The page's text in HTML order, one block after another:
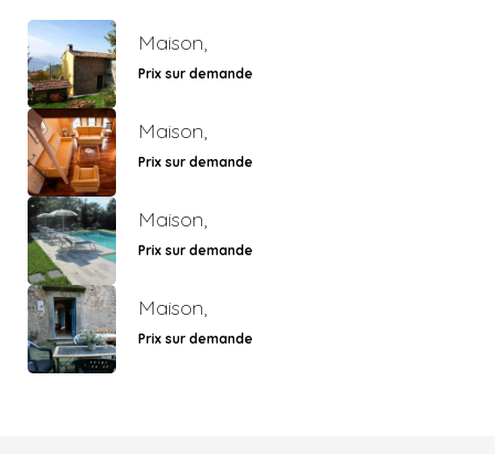
Maison,
Prix sur demande
Maison,
Prix sur demande
Maison,
Prix sur demande
Maison,
Prix sur demande